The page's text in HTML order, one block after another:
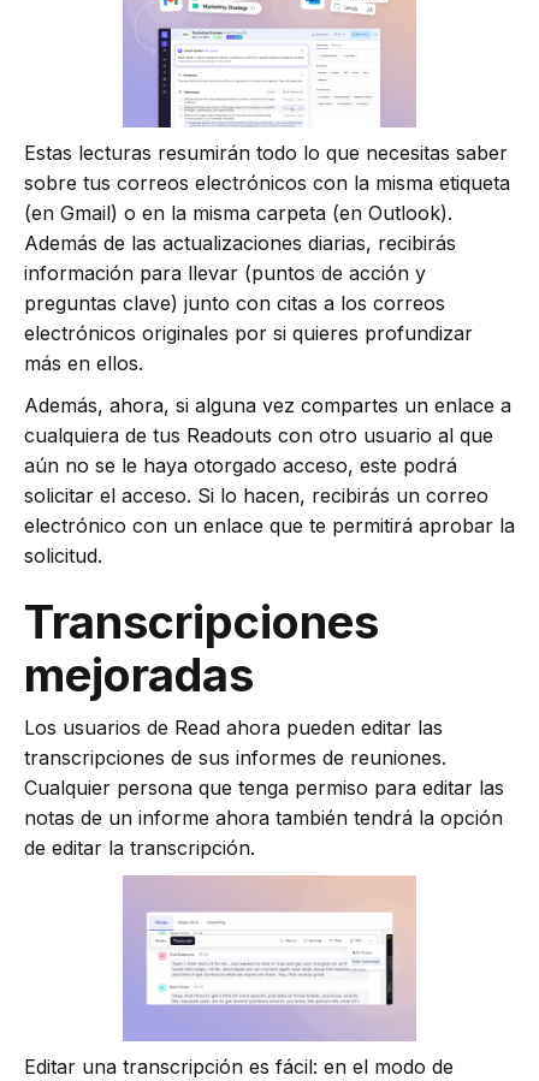
Estas lecturas resumirán todo lo que necesitas saber
sobre tus correos electrónicos con la misma etiqueta
(en Gmail) o en la misma carpeta (en Outlook).
Además de las actualizaciones diarias, recibirás
información para llevar (puntos de acción y
preguntas clave) junto con citas a los correos
electrónicos originales por si quieres profundizar
más en ellos.
Además, ahora, si alguna vez compartes un enlace a
cualquiera de tus Readouts con otro usuario al que
aún no se le haya otorgado acceso, este podrá
solicitar el acceso. Si lo hacen, recibirás un correo
electrónico con un enlace que te permitirá aprobar la
solicitud.
Transcripciones
mejoradas
Los usuarios de Read ahora pueden editar las
transcripciones de sus informes de reuniones.
Cualquier persona que tenga permiso para editar las
notas de un informe ahora también tendrá la opción
de editar la transcripción.
Editar una transcripción es fácil: en el modo de